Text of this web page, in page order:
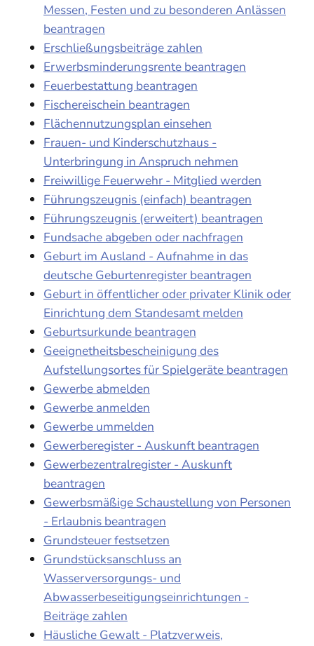
Messen, Festen und zu besonderen Anlässen
beantragen
Erschließungsbeiträge zahlen
Erwerbsminderungsrente beantragen
Feuerbestattung beantragen
Fischereischein beantragen
Flächennutzungsplan einsehen
Frauen- und Kinderschutzhaus -
Unterbringung in Anspruch nehmen
Freiwillige Feuerwehr - Mitglied werden
Führungszeugnis (einfach) beantragen
Führungszeugnis (erweitert) beantragen
Fundsache abgeben oder nachfragen
Geburt im Ausland - Aufnahme in das
deutsche Geburtenregister beantragen
Geburt in öffentlicher oder privater Klinik oder
Einrichtung dem Standesamt melden
Geburtsurkunde beantragen
Geeignetheitsbescheinigung des
Aufstellungsortes für Spielgeräte beantragen
Gewerbe abmelden
Gewerbe anmelden
Gewerbe ummelden
Gewerberegister - Auskunft beantragen
Gewerbezentralregister - Auskunft
beantragen
Gewerbsmäßige Schaustellung von Personen
- Erlaubnis beantragen
Grundsteuer festsetzen
Grundstücksanschluss an
Wasserversorgungs- und
Abwasserbeseitigungseinrichtungen -
Beiträge zahlen
Häusliche Gewalt - Platzverweis,